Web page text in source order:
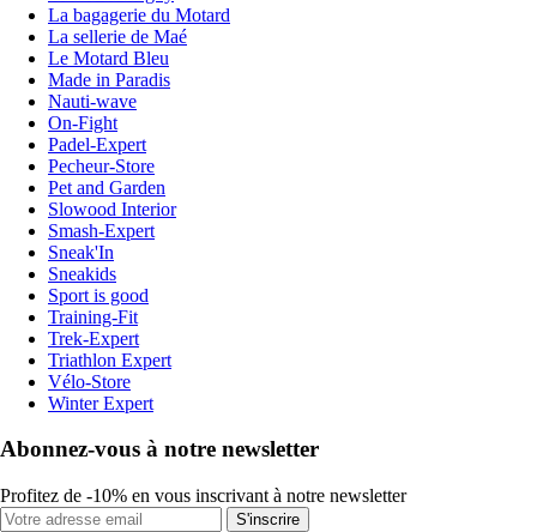
La bagagerie du Motard
La sellerie de Maé
Le Motard Bleu
Made in Paradis
Nauti-wave
On-Fight
Padel-Expert
Pecheur-Store
Pet and Garden
Slowood Interior
Smash-Expert
Sneak'In
Sneakids
Sport is good
Training-Fit
Trek-Expert
Triathlon Expert
Vélo-Store
Winter Expert
Abonnez-vous à notre newsletter
Profitez de -10% en vous inscrivant à notre newsletter
S'inscrire